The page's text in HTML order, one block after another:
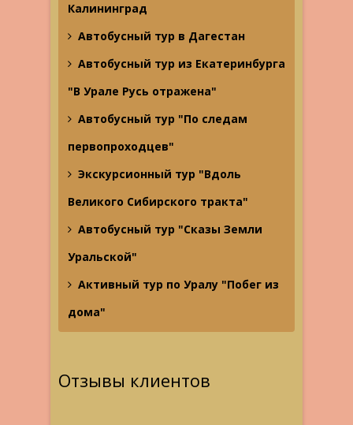
Калининград
Автобусный тур в Дагестан
Автобусный тур из Екатеринбурга
"В Урале Русь отражена"
Автобусный тур "По следам
первопроходцев"
Экскурсионный тур "Вдоль
Великого Сибирского тракта"
Автобусный тур "Сказы Земли
Уральской"
Активный тур по Уралу "Побег из
дома"
Отзывы клиентов